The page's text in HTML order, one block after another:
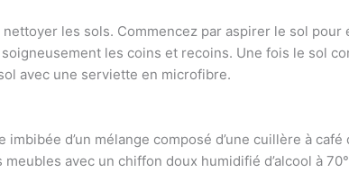
nettoyer les sols. Commencez par aspirer le sol
les coins et recoins. Une fois le sol
avec une serviette en microfibre.
d’un mélange composé d’une cuillère à
avec un chiffon doux humidifié d’alcool à